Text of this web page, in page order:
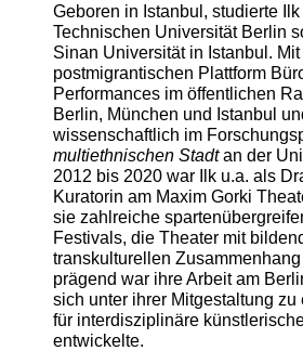
Geboren in Istanbul, studierte
Technischen Universität Berlin
Sinan Universität in Istanbul.
postmigrantischen Plattform
Performances im öffentlichen
Berlin, München und Istanbul
wissenschaftlich im
multiethnischen Stadtan der
2012 bis 2020 war Ilk u.a. als
Kuratorin am Maxim Gorki
sie zahlreiche
Festivals, die Theater mit
transkulturellen
prägend war ihre Arbeit am
sich unter ihrer Mitgestaltung
für interdisziplinäre
entwickelte.